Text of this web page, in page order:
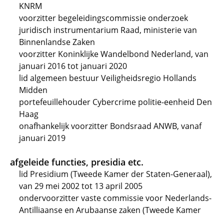
KNRM
voorzitter begeleidingscommissie onderzoek
juridisch instrumentarium Raad, ministerie van
Binnenlandse Zaken
voorzitter Koninklijke Wandelbond Nederland, van
januari 2016 tot januari 2020
lid algemeen bestuur Veiligheidsregio Hollands
Midden
portefeuillehouder Cybercrime politie-eenheid Den
Haag
onafhankelijk voorzitter Bondsraad ANWB, vanaf
januari 2019
afgeleide functies, presidia etc.
lid Presidium (Tweede Kamer der Staten-Generaal),
van 29 mei 2002 tot 13 april 2005
ondervoorzitter vaste commissie voor Nederlands-
Antilliaanse en Arubaanse zaken (Tweede Kamer